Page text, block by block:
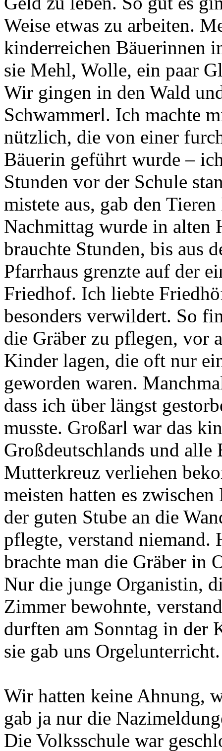
Weise etwas zu arbeiten.
kinderreichen Bäuerinnen
sie Mehl, Wolle, ein paar
Wir gingen in den Wald
Schwammerl. Ich machte
nützlich, die von einer
Bäuerin geführt wurde –
Stunden vor der Schule
mistete aus, gab den
Nachmittag wurde in alten
brauchte Stunden, bis aus
Pfarrhaus grenzte auf der
Friedhof. Ich liebte
besonders verwildert. So
die Gräber zu pflegen, vor
Kinder lagen, die oft nur
geworden waren.
dass ich über längst
musste. Großarl war das
Großdeutschlands und alle
Mutterkreuz verliehen
meisten hatten es
der guten Stube an die
pflegte, verstand niemand.
brachte man die Gräber in
Nur die junge Organistin,
Zimmer bewohnte,
durften am Sonntag in der
sie gab uns Orgelunterricht.
Wir hatten keine Ahnung,
gab ja nur die
Die Volksschule war